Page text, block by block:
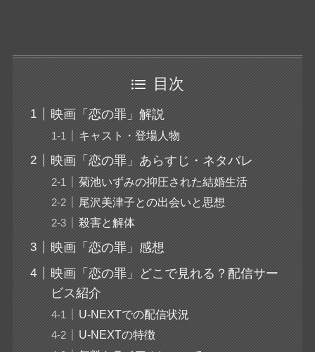
目次
映画「恋の罪」解説
キャスト・登場人物
映画「恋の罪」あらすじ・ネタバレ
菊池いずみの抑圧された結婚生活
尾沢美津子との出会いと思想
殺害と解体
映画「恋の罪」感想
映画「恋の罪」どこで見れる？配信サー
ビス紹介
U-NEXTでの配信状況
U-NEXTの特徴